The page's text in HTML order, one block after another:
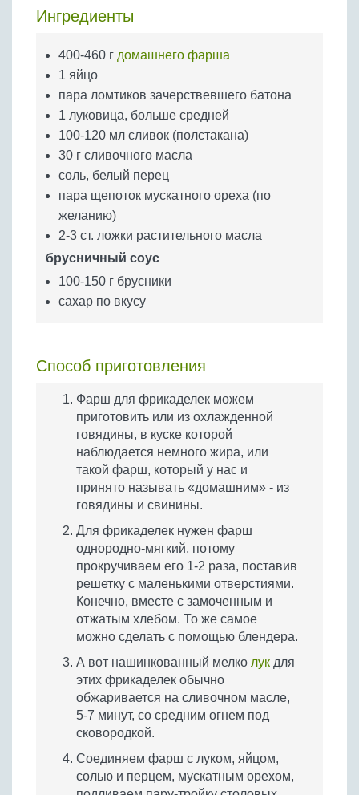
Крупы
Ингредиенты
400-460 г домашнего фарша
1 яйцо
пара ломтиков зачерствевшего батона
1 луковица, больше средней
100-120 мл сливок (полстакана)
30 г сливочного масла
соль, белый перец
пара щепоток мускатного ореха (по
желанию)
2-3 ст. ложки растительного масла
брусничный соус
100-150 г брусники
сахар по вкусу
Способ приготовления
Фарш для фрикаделек можем
приготовить или из охлажденной
говядины, в куске которой
наблюдается немного жира, или
такой фарш, который у нас и
принято называть «домашним» - из
говядины и свинины.
Для фрикаделек нужен фарш
однородно-мягкий, потому
прокручиваем его 1-2 раза, поставив
решетку с маленькими отверстиями.
Конечно, вместе с замоченным и
отжатым хлебом. То же самое
можно сделать с помощью блендера.
А вот нашинкованный мелко лук для
этих фрикаделек обычно
обжаривается на сливочном масле,
5-7 минут, со средним огнем под
сковородкой.
Соединяем фарш с луком, яйцом,
солью и перцем, мускатным орехом,